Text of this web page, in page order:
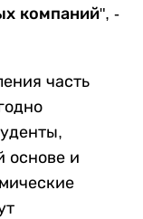
компаний", -
часть
основе и